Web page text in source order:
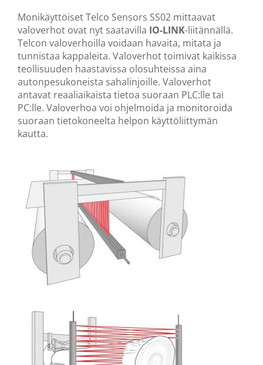
Monikäyttöiset Telco Sensors SS02 mittaavat
valoverhot ovat nyt saatavilla IO-LINK-liitännällä.
Telcon valoverhoilla voidaan havaita, mitata ja
tunnistaa kappaleita. Valoverhot toimivat kaikissa
teollisuuden haastavissa olosuhteissa aina
autonpesukoneista sahalinjoille. Valoverhot
antavat reaaliaikaista tietoa suoraan PLC:lle tai
PC:lle. Valoverhoa voi ohjelmoida ja monitoroida
suoraan tietokoneelta helpon käyttöliittymän
kautta.